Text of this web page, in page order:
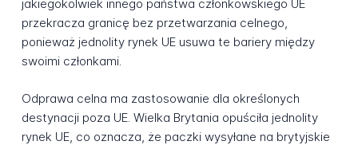
jakiegokolwiek innego państwa członkowskiego UE
przekracza granicę bez przetwarzania celnego,
ponieważ jednolity rynek UE usuwa te bariery między
swoimi członkami.
Odprawa celna ma zastosowanie dla określonych
destynacji poza UE. Wielka Brytania opuściła jednolity
rynek UE, co oznacza, że paczki wysyłane na brytyjskie